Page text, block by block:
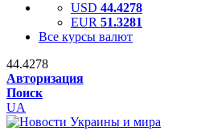
USD 44.4278
EUR 51.3281
Все курсы валют
44.4278
Авторизация
Поиск
UA